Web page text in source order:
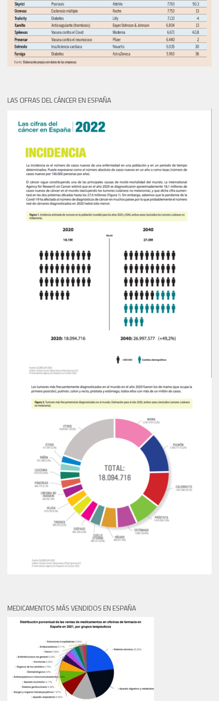
LAS CIFRAS DEL CÁNCER EN ESPAÑA
MEDICAMENTOS MÁS VENDIDOS EN ESPAÑA